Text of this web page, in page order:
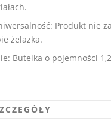
Produkt nie
żelazka.
Butelka o pojemności